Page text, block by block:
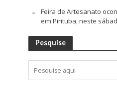
Feira de Artesanato
em Pirituba, neste
Pesquise